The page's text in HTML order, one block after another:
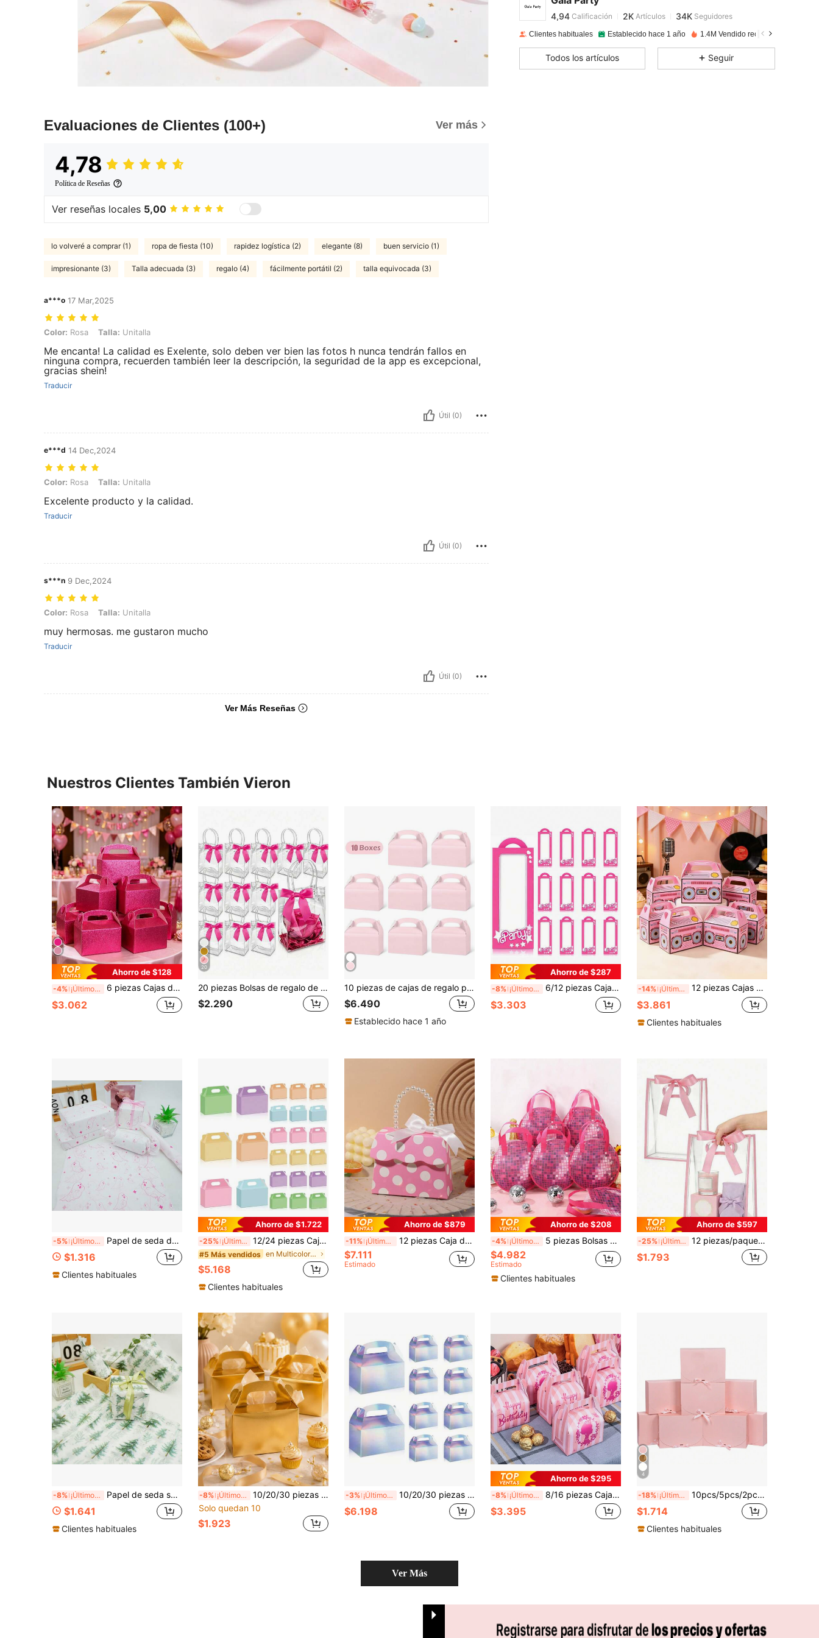
Evaluaciones de Clientes (100+) Ver más
4,78
Política de Reseñas
Ver reseñas locales 5,00
lo volveré a comprar (1) ropa de fiesta (10) rapidez logística (2) elegante (8) buen servicio (1)
impresionante (3) Talla adecuada (3) regalo (4) fácilmente portátil (2) talla equivocada (3)
a***o 17 Mar,2025
Color: Rosa, Talla: Unitalla
Color: Rosa Talla: Unitalla
Me encanta! La calidad es Exelente, solo deben ver bien las fotos h nunca tendrán fallos en
ninguna compra, recuerden también leer la descripción, la seguridad de la app es excepcional,
gracias shein!
Traducir
Útil (0)
e***d 14 Dec,2024
Color: Rosa, Talla: Unitalla
Color: Rosa Talla: Unitalla
Excelente producto y la calidad.
Traducir
Útil (0)
s***n 9 Dec,2024
Color: Rosa, Talla: Unitalla
Color: Rosa Talla: Unitalla
muy hermosas. me gustaron mucho
Traducir
Útil (0)
Ver Más Reseñas
4,94 2K 34K
c***apagó Hace 1 día
4,94 2K 34K
Clientes habituales Establecido hace 1 año 1.4M Vendido recientemente
Todos los artículos Seguir
Nuestros Clientes También Vieron
Ahorro de $128
-4% ¡Últimos 3 días 6 piezas Cajas de regalo rosa brillante, suministros de embalaje de regalos, cajas de dulces, cajas de fiesta, adecuadas para múltiples ocasiones. Fiesta de cumpleaños con tema rosa, cajas de embalaje de regalos de cumpleaños, cajas portátiles, cajas de dulces, cajas de recuerdos de boda, decoración de baby shower
$3.062
20
20 piezas Bolsas de regalo de plástico transparente reutilizables con asas y lazos, adecuadas para bodas, despedidas de soltera, cumpleaños, baby showers, revelación de género, pequeños negocios y otras ocasiones, Día de la Madre (Rosa Rojo)
$2.290
10 piezas de cajas de regalo portátiles, cajas para pastel de boda, cajas de recuerdo para fiesta de baby shower y cumpleaños, cajas de papel creativas para dulces y chocolates
$6.490
Establecido hace 1 año
Ahorro de $287
-8% ¡Últimos 3 días 6/12 piezas Cajas de regalo para fiesta rosa, accesorios de caja de regalo rosa, pueden contener recuerdos de fiesta y bolsas de dulces, adecuadas para decoraciones de fiesta de despedida de soltera y cumpleaños, adecuadas para mujeres
$3.303
-14% ¡Últimos 3 días 12 piezas Cajas de regalo rosa con diseño de radio y asas, cajas de embalaje de regalo con diseño de altavoz de radio, cajas portátiles, cajas de caramelos, cajas de regalo pequeñas para cumpleaños, suministros de embalaje de regalo para fiestas con temática de los 70, 80 y 90, cajas de regalo pequeñas para fiestas con temática de hip hop de los 70, 80 y 90, cajas de embalaje de regalo para baby shower, decoraciones de fiesta de cumpleaños vintage de los 70, 80 y 90, suministros para fiesta de cumpleaños, regalos de cumpleaños, regalos pequeños para fiestas
$3.861
Clientes habituales
-5% ¡Últimos 3 días Papel de seda de 19.69*13.78 pulgadas con patrón de fantasma rosa y estrella de Halloween, papel de regalo festivo, papel de decoración para fiesta de cumpleaños, papel de seda decorativo para caja de regalo, papel de seda impreso, adecuado para manualidades DIY, envolver ramos, decoración de bodas, Día del Maestro, Halloween, Navidad
$1.316
Clientes habituales
Ahorro de $1.722
-25% ¡Últimos 2 días 12/24 piezas Cajas de regalo de fiesta coloridas con asas, cajas de golosinas de color arcoíris para celebraciones de cumpleaños, bodas, aniversarios y recuerdos de fiesta
#5 Más vendidos en Multicolor Cajas De Papel De Regalo
$5.168
Clientes habituales
Ahorro de $879
-11% ¡Últimos 3 días 12 piezas Caja de dulces de princesa dulce con perla & cinta, caja de regalo para recuerdos del Día de San Valentín, caja de regalo para dulces DIY, chocolate, galletas, cajas de regalo de decoración, cajas de recuerdos para fiestas de boda (estilo de cinta plano o triangular, entrega aleatoria)
$7.111
Estimado
Ahorro de $208
-4% ¡Últimos 3 días 5 piezas Bolsas de regalo de fiesta de discoteca rosa y plateado - Diseño de bola de discoteca retro de los 70, patrón brillante de bola de discoteca, bolsas de regalo de tela no tejida con asas resistentes, adecuadas para cumpleaños, bodas, despedidas de soltera, bailes, fiestas con tema de discoteca
$4.982
Estimado
Clientes habituales
Ahorro de $597
-25% ¡Últimos 2 días 12 piezas/paquete - Bolsas de regalo transparentes con bordes rosas y lazos de satén; Bolsas de PVC transparente reutilizables; Perfectas para bodas, despedidas de soltera, envoltura de regalos de cumpleaños, baby showers y embalaje de regalos elegante; También adecuadas para exhibir flores en boutiques
$1.793
-8% ¡Últimos 3 días Papel de seda semitransparente con estampado de cedro y abeto verde claro para Acción de Gracias y Navidad, 19.69*13.78 pulgadas, decoración de embalaje de ramos, forro de caja de regalo DIY, suministros de embalaje para fiestas de Acción de Gracias y Navidad
$1.641
Clientes habituales
-8% ¡Últimos 3 días
10/20/30 piezas Cajas de regalo multifuncionales doradas, cajas de recuerdos para fiestas, cajas de regalo, fiesta de cumpleaños, boda, sin contacto directo con alimentos
Solo quedan 10
$1.923
-3% ¡Últimos 3 días 10/20/30 piezas Cajas de regalo de papel láser iridiscente con asas, cajas de regalo con brillo arcoíris degradado, cajas de embalaje exquisitas, tamaño 15*8*9cm, adecuadas para jóvenes, embalaje, cumpleaños, suministros para fiestas, eventos de moda, recuerdos
$6.198
Ahorro de $295
-8% ¡Últimos 3 días 8/16 piezas Cajas de regalo con tema de princesa, Cajas de regalo de dulces y galletas con tema de princesa, Cajas triangulares de cartón con tema de princesa, Suministros para fiestas de cumpleaños, Decoraciones para fiestas de baby shower
$3.395
4
-18% ¡Últimos 3 días 10pcs/5pcs/2pcs - Caja de regalo con tapa blanca/negra/rosa/marrón, caja de regalo con cinta para propuesta de dama de honor, caja de regalo para boda, regalo de cumpleaños, fiesta de baby shower y otras fiestas, regalos del Día de San Valentín, Día de San Valentín, embalaje, cumpleaños, manualidades DIY
$1.714
Clientes habituales
Ver Más